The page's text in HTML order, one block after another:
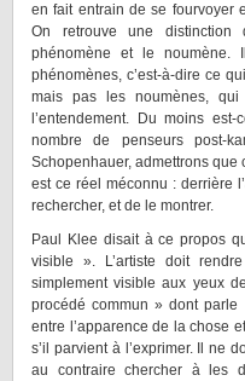
en fait entrain de se fourvoyer
On retrouve une
phénomène et le noumène.
phénomènes, c’est-à-dire ce
mais pas les noumènes,
l’entendement. Du moins
nombre de penseurs post-
Schopenhauer, admettrons que
est ce réel méconnu : derrière
rechercher, et de le montrer.
Paul Klee disait à ce propos
visible ». L’artiste doit
simplement visible aux yeux
procédé commun » dont parle
entre l’apparence de la chose
s’il parvient à l’exprimer. Il ne
au contraire chercher à les